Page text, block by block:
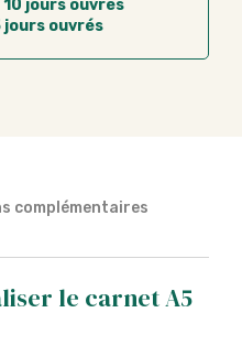
10 jours ouvrés
jours ouvrés
complémentaires
le carnet A5